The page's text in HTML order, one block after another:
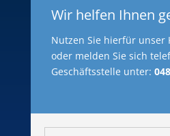
Wir helfen Ihnen
Nutzen Sie hierfür unser
oder melden Sie sich
Geschäftsstelle unter: